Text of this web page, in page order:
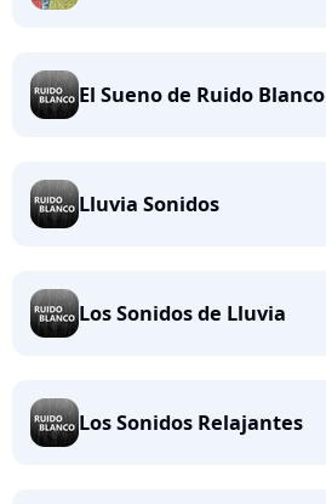
El Sueno de Ruido Blanco
Lluvia Sonidos
Los Sonidos de Lluvia
Los Sonidos Relajantes